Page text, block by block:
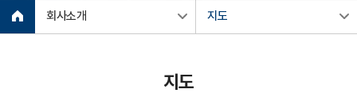
회사소개 지도
지도